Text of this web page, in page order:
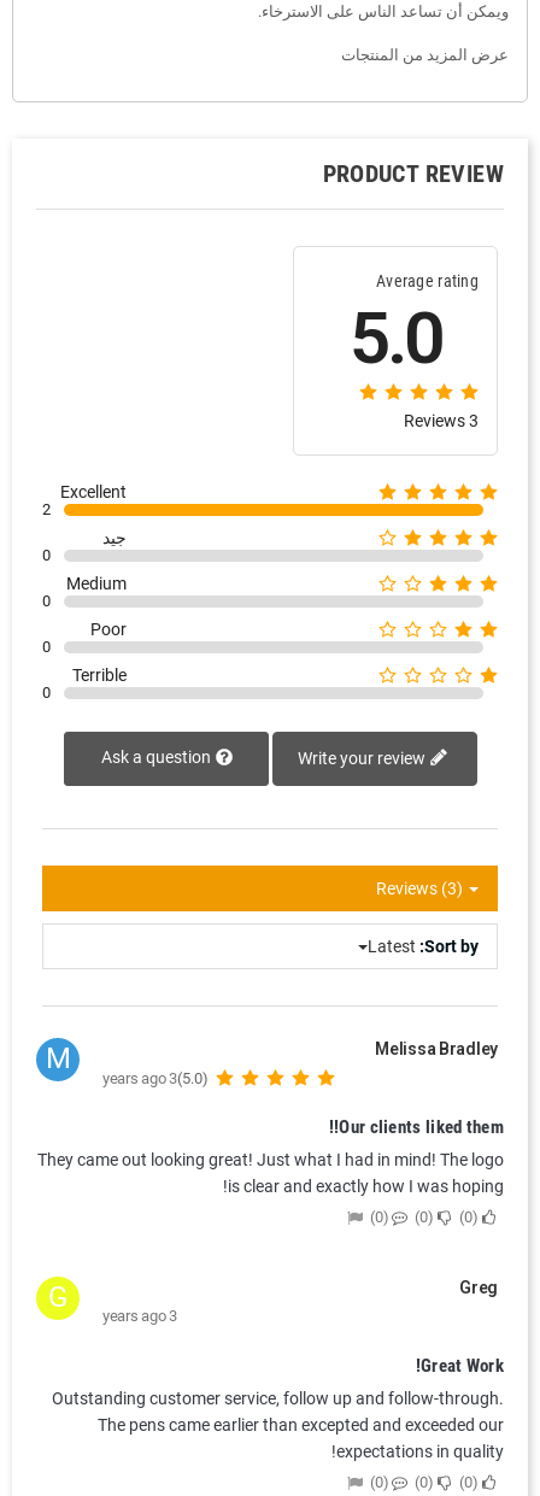
ويمكن أن تساعد الناس على الاسترخاء.
عرض المزيد من المنتجات
PRODUCT REVIEW
Average rating
5.0
3 Reviews
Excellent
2
جيد
0
Medium
0
Poor
0
Terrible
0
Reviews (3)
Sort by:
Latest
M Melissa Bradley
(5.0)
3 years ago
Our clients liked them!!
They came out looking great! Just what I had in mind! The logo
is clear and exactly how I was hoping!
0
0
0
G Greg
3 years ago
Great Work!
Outstanding customer service, follow up and follow-through.
The pens came earlier than excepted and exceeded our
expectations in quality!
0
0
0